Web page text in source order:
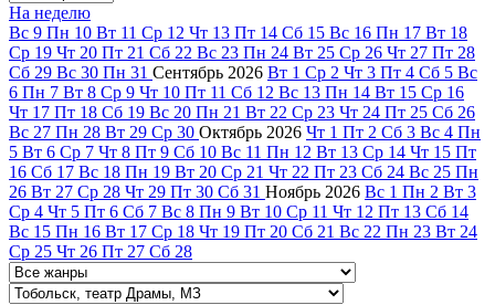
На неделю
Вс 9 Пн 10 Вт 11 Ср 12 Чт 13 Пт 14 Сб 15 Вс 16 Пн 17 Вт 18
Ср 19 Чт 20 Пт 21 Сб 22 Вс 23 Пн 24 Вт 25 Ср 26 Чт 27 Пт 28
Сб 29 Вс 30 Пн 31 Сентябрь 2026 Вт 1 Ср 2 Чт 3 Пт 4 Сб 5 Вс
6 Пн 7 Вт 8 Ср 9 Чт 10 Пт 11 Сб 12 Вс 13 Пн 14 Вт 15 Ср 16
Чт 17 Пт 18 Сб 19 Вс 20 Пн 21 Вт 22 Ср 23 Чт 24 Пт 25 Сб 26
Вс 27 Пн 28 Вт 29 Ср 30 Октябрь 2026 Чт 1 Пт 2 Сб 3 Вс 4 Пн
5 Вт 6 Ср 7 Чт 8 Пт 9 Сб 10 Вс 11 Пн 12 Вт 13 Ср 14 Чт 15 Пт
16 Сб 17 Вс 18 Пн 19 Вт 20 Ср 21 Чт 22 Пт 23 Сб 24 Вс 25 Пн
26 Вт 27 Ср 28 Чт 29 Пт 30 Сб 31 Ноябрь 2026 Вс 1 Пн 2 Вт 3
Ср 4 Чт 5 Пт 6 Сб 7 Вс 8 Пн 9 Вт 10 Ср 11 Чт 12 Пт 13 Сб 14
Вс 15 Пн 16 Вт 17 Ср 18 Чт 19 Пт 20 Сб 21 Вс 22 Пн 23 Вт 24
Ср 25 Чт 26 Пт 27 Сб 28